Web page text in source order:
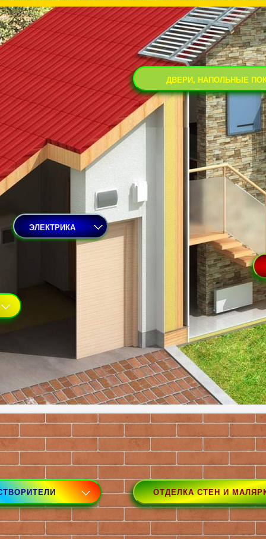
ДВЕРИ, НАПОЛЬНЫЕ
ЭЛЕКТРИКА
ОТДЕЛКА СТЕН И